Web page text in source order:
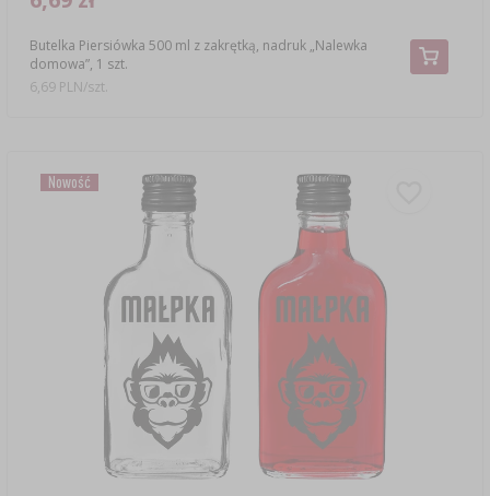
Butelka Piersiówka 500 ml z zakrętką, nadruk „Nalewka
domowa”, 1 szt.
6,69 PLN/szt.
Nowość